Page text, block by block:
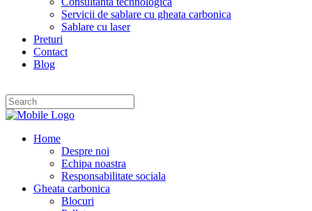
Servicii de sablare cu gheata carbonica
Sablare cu laser
Preturi
Contact
Blog
Home
Despre noi
Echipa noastra
Responsabilitate sociala
Gheata carbonica
Blocuri